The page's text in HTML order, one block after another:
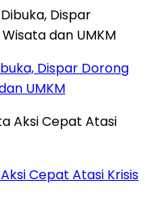
Dispar Dorong
UMKM
Cepat Atasi Krisis